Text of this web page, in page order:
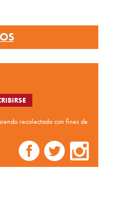
recolectada con fines de